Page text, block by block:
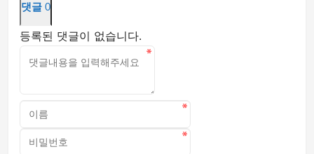
댓글 0
등록된 댓글이 없습니다.